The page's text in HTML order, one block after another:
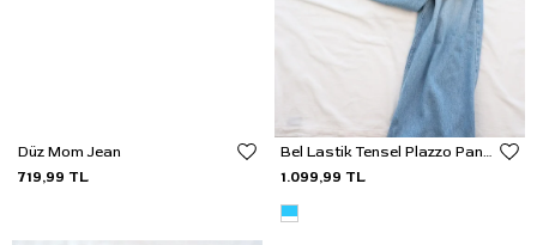
Düz Mom Jean
719,99 TL
Bel Lastik Tensel Plazzo Pantolon
1.099,99 TL